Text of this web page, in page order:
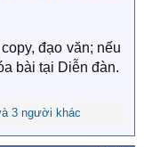
đạo văn; nếu
bài tại Diễn đàn.
3 người khác